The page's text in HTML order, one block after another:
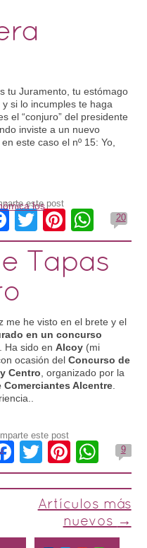
tu Juramento, tu estómago
si lo incumples te haga
el “conjuro” del presidente
inviste a un nuevo
este caso el nº 15: Yo,
los
este post
Facebook
Twitter 20
Tapas
me he visto en el brete y el
en un concurso
. Ha sido enAlcoy (mi
ocasión delConcurso de
Centro , organizado por la
Alcentre
este post
Facebook
Twitter 9
Artículos más
nuevos
→